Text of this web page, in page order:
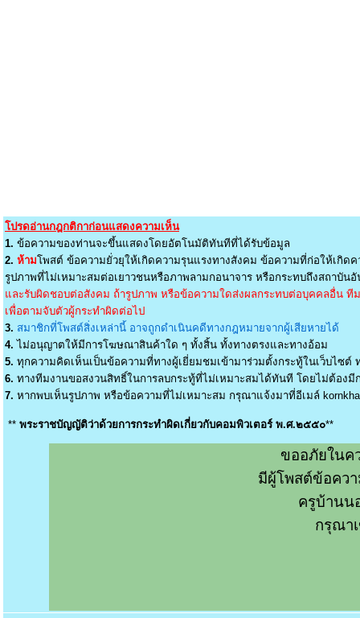
โปรดอ่านกฎกติกาก่อนแสดงความเห็น
1. ข้อความของท่านจะขึ้นแสดงโดยอัตโนมัติทันทีที่ได้รับข้อมูล
2. ห้ามโพสต์ ข้อความยั่วยุให้เกิดความรุนแรงทางสังคม ข้อความที่ก่อให้เกิด
รูปภาพที่ไม่เหมาะสมต่อเยาวชนหรือภาพลามกอนาจาร หรือกระทบถึงสถาบันอั
และรับผิดชอบต่อสังคม ถ้ารูปภาพ หรือข้อความใดส่งผลกระทบต่อบุคคลอื่น ที
เพื่อตามจับตัวผู้กระทำผิดต่อไป
3. สมาชิกที่โพสต์สิ่งเหล่านี้ อาจถูกดำเนินคดีทางกฎหมายจากผู้เสียหายได้
4. ไม่อนุญาตให้มีการโฆษณาสินค้าใด ๆ ทั้งสิ้น ทั้งทางตรงและทางอ้อม
5. ทุกความคิดเห็นเป็นข้อความที่ทางผู้เยี่ยมชมเข้ามาร่วมตั้งกระทู้ในเว็บไซต์
6. ทางทีมงานขอสงวนสิทธิ์ในการลบกระทู้ที่ไม่เหมาะสมได้ทันที โดยไม่ต้อง
7. หากพบเห็นรูปภาพ หรือข้อความที่ไม่เหมาะสม กรุณาแจ้งมาที่อีเมล์
** พระราชบัญญัติว่าด้วยการกระทำผิดเกี่ยวกับคอมพิวเตอร์ พ.ศ.๒๕๕๐**
ขออภัยในค
มีผู้โพสต์ข้อคว
ครูบ้านน
กรุณา